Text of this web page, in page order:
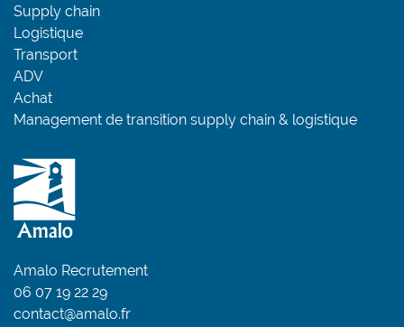
Supply chain
Logistique
Transport
ADV
Achat
Management de transition supply chain & logistique
Amalo Recrutement
06 07 19 22 29
contact@amalo.fr